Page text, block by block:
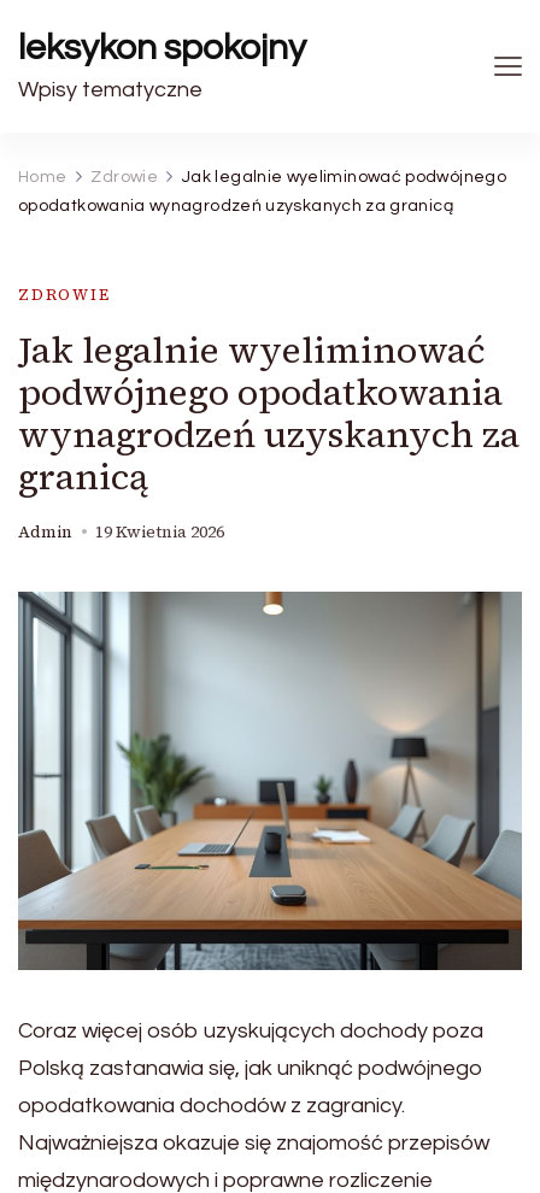
leksykon spokojny
Wpisy tematyczne
Home Zdrowie
Jak legalnie wyeliminować podwójnego
opodatkowania wynagrodzeń uzyskanych za granicą
ZDROWIE
Jak legalnie wyeliminować
podwójnego opodatkowania
wynagrodzeń uzyskanych za
granicą
Admin 19 Kwietnia 2026
Coraz więcej osób uzyskujących dochody poza
Polską zastanawia się, jak uniknąć podwójnego
opodatkowania dochodów z zagranicy.
Najważniejsza okazuje się znajomość przepisów
międzynarodowych i poprawne rozliczenie